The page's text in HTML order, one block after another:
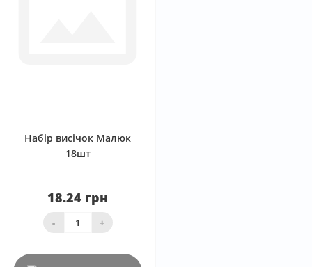
Набір висічок Малюк
18шт
18.24 грн
- +